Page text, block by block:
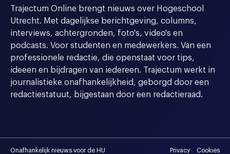
Trajectum Online brengt nieuws over Hogeschool
Utrecht. Met dagelijkse berichtgeving, columns,
interviews, achtergronden, foto's, video's en
podcasts. Voor studenten en medewerkers. Van een
professionele redactie, die openstaat voor tips,
ideeen en bijdragen van iedereen. Trajectum werkt in
journalistieke onafhankelijkheid, geborgd door een
redactiestatuut, bijgestaan door een redactieraad.
Onafhankelijk nieuws voor de HU Privacy Cookies